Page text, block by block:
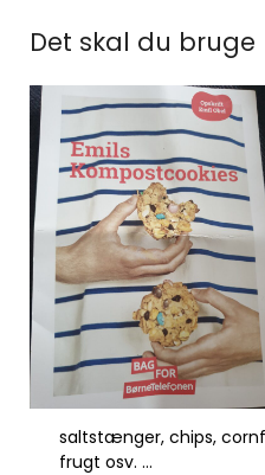
Det skal du bruge
saltstænger, chips,
frugt osv. …